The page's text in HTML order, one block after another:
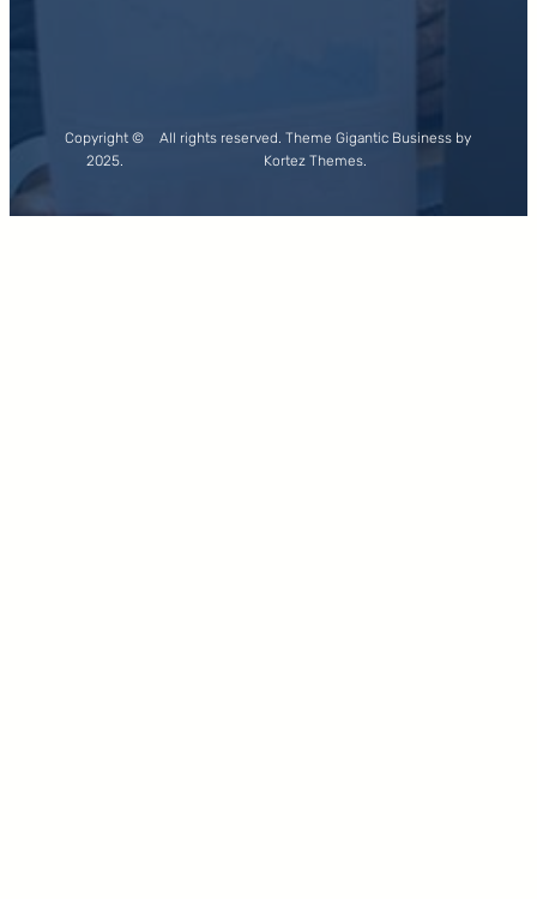
Copyright ©
2025.
All rights reserved. Theme Gigantic Business by
Kortez Themes.